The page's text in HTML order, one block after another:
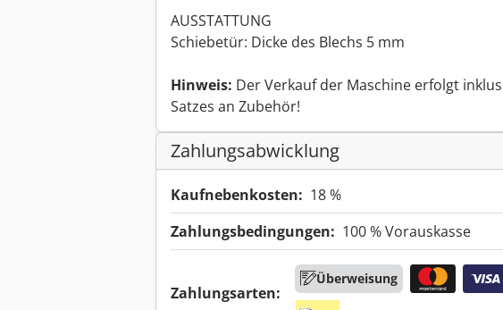
AUSSTATTUNG
Schiebetür: Dicke des Blechs 5 mm
Hinweis: Der Verkauf der Maschine erfolgt
Satzes an Zubehör!
Zahlungsabwicklung
Kaufnebenkosten: 18 %
Zahlungsbedingungen: 100 % Vorauskasse
Zahlungsarten:
Überweisung